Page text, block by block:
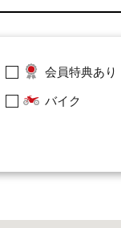
会員特典あり
バイク